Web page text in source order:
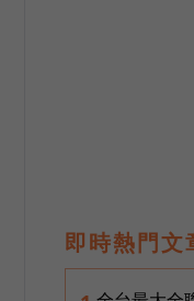
即時熱門文